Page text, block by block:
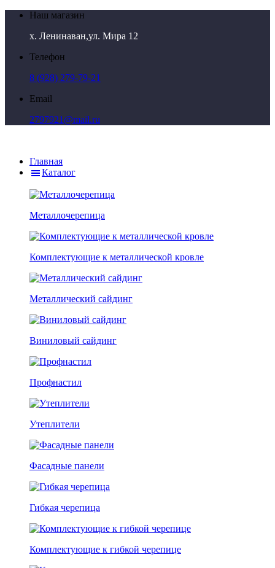
Наш магазин
х. Ленинаван,ул. Мира 12
Телефон
8 (928) 279-79-21
Email
2797921@mail.ru
Главная
Каталог
Металлочерепица
Комплектующие к металлической кровле
Металлический сайдинг
Виниловый сайдинг
Профнастил
Утеплители
Фасадные панели
Гибкая черепица
Комплектующие к гибкой черепице